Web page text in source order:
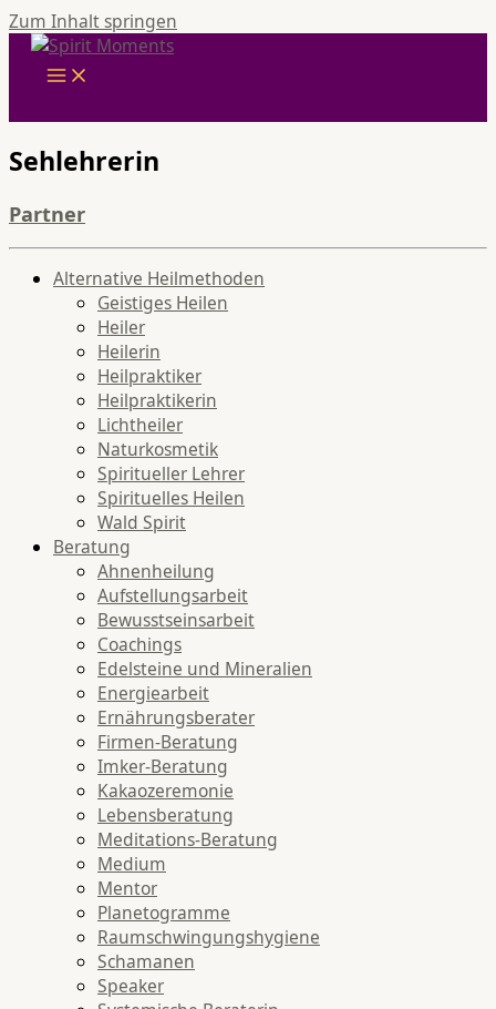
Zum Inhalt springen
Sehlehrerin
Partner
Alternative Heilmethoden
Geistiges Heilen
Heiler
Heilerin
Heilpraktiker
Heilpraktikerin
Lichtheiler
Naturkosmetik
Spiritueller Lehrer
Spirituelles Heilen
Wald Spirit
Beratung
Ahnenheilung
Aufstellungsarbeit
Bewusstseinsarbeit
Coachings
Edelsteine und Mineralien
Energiearbeit
Ernährungsberater
Firmen-Beratung
Imker-Beratung
Kakaozeremonie
Lebensberatung
Meditations-Beratung
Medium
Mentor
Planetogramme
Raumschwingungshygiene
Schamanen
Speaker